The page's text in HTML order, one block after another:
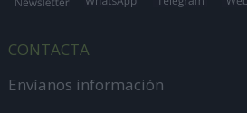
CONTACTA
Envíanos información